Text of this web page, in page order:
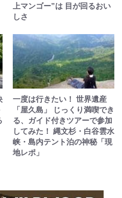
上マンゴー”は 目が回るおい
しさ
一度は行きたい！ 世界遺産
「屋久島」 じっくり満喫でき
る、ガイド付きツアーで参加
してみた！ 縄文杉・白谷雲水
峡・島内テント泊の神秘「現
地レポ」